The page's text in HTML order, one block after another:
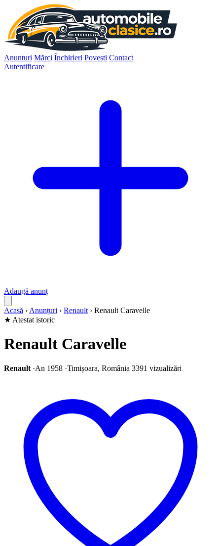
Anunțuri Mărci Închirieri Povești Contact
Autentificare
Adaugă anunț
Acasă › Anunțuri › Renault › Renault Caravelle
★ Atestat istoric
Renault Caravelle
Renault ·An 1958 ·Timișoara, România 3391 vizualizări